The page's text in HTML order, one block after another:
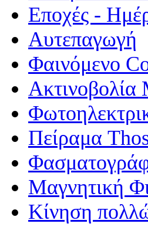
Εποχές -
Αυτεπαγωγή
Φαινόμενο
Πείραμα
Μαγνητική
Κίνηση